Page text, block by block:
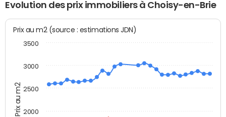
Evolution des prix immobiliers à Choisy-en-Brie
Prix au m2
Prix au m2 (source : estimations JDN)
2000
2500
3000
3500